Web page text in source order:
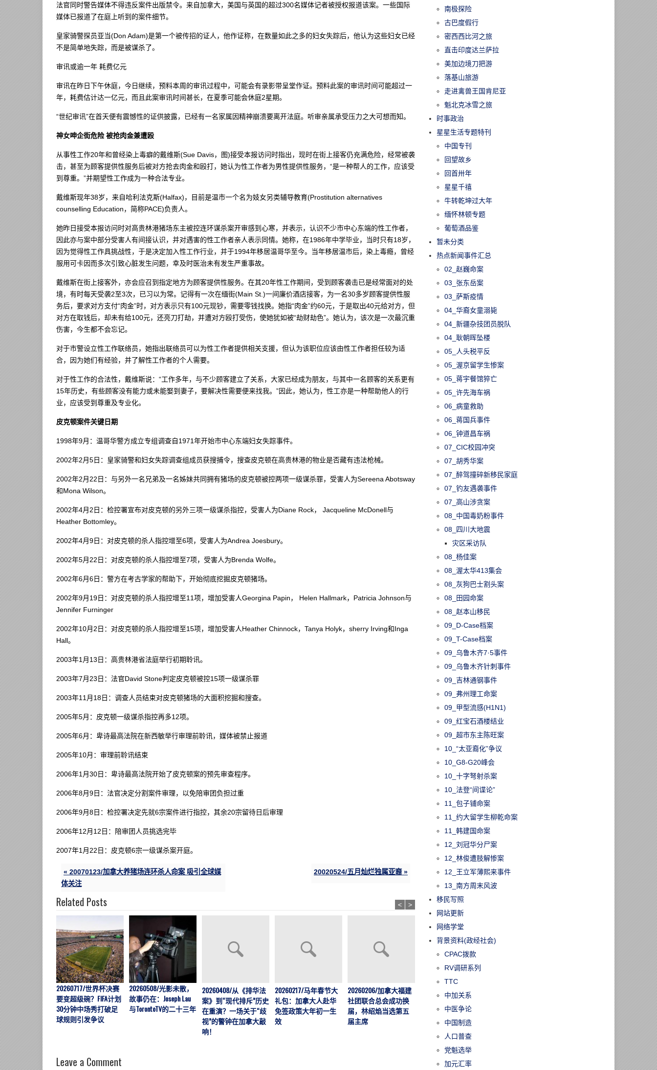
法官同时警告媒体不得违反案件出版禁令。来自加拿大，美国与英国的超过300名媒体记者被授权报道该案。一些国际
媒体已报道了在庭上听到的案件细节。
皇家骑警探员亚当(Don Adam)是第一个被传招的证人，他作证称，在数量如此之多的妇女失踪后，他认为这些妇女已经
不是简单地失踪，而是被谋杀了。
审讯或逾一年 耗费亿元
审讯在昨日下午休庭，今日继续，预料本周的审讯过程中，可能会有录影带呈堂作证。预料此案的审讯时间可能超过一
年，耗费估计达一亿元，而且此案审讯时间甚长，在夏季可能会休庭2星期。
“世纪审讯”在首天便有震憾性的证供披露，已经有一名家属因精神崩溃要离开法庭。听审亲属承受压力之大可想而知。
神女呻企街危险 被抢肉金兼遭殴
从事性工作20年和曾经染上毒癖的戴维斯(Sue Davis，图)接受本报访问时指出，现时在街上接客仍充满危险，经常被袭
击，甚至为顾客提供性服务后被对方抢去肉金和殴打，她认为性工作者为男性提供性服务，“是一种帮人的工作，应该受
到尊重。”并期望性工作成为一种合法专业。
戴维斯现年38岁，来自哈利法克斯(Halfax)，目前是温市一个名为妓女另类辅导教育(Prostitution alternatives
counselling Education，简称PACE)负责人。
她昨日接受本报访问时对高贵林港猪场东主被控连环谋杀案开审感到心寒，并表示，认识不少市中心东端的性工作者，
因此亦与案中部分受害人有间接认识，并对遇害的性工作者亲人表示同情。她称，在1986年中学毕业，当时只有18岁，
因为觉得性工作具挑战性，于是决定加入性工作行业，并于1994年移居温哥华至今。当年移居温市后，染上毒瘾，曾经
服用可卡因而多次引致心脏发生问题，幸及时医治未有发生严重事故。
戴维斯在街上接客外，亦会应召到指定地方为顾客提供性服务。在其20年性工作期间，受到顾客袭击已是经常面对的处
境，有时每天受袭2至3次，已习以为常。记得有一次在缅街(Main St.)一间廉价酒店接客，为一名30多岁顾客提供性服
务后，要求对方支付“肉金”时，对方表示只有100元现钞，需要零钱找换。她指“肉金”约60元，于是取出40元给对方，但
对方在取钱后，却未有给100元，还亮刀打劫，并遭对方殴打受伤，使她犹如被“劫财劫色”。她认为，该次是一次最沉重
伤害，今生都不会忘记。
对于市警设立性工作联络员，她指出联络员可以为性工作者提供相关支援，但认为该职位应该由性工作者担任较为适
合，因为她们有经验，并了解性工作者的个人需要。
对于性工作的合法性，戴维斯说：“工作多年，与不少顾客建立了关系，大家已经成为朋友，与其中一名顾客的关系更有
15年历史，有些顾客没有能力或未能娶到妻子，要解决性需要便来找我。”因此，她认为，性工亦是一种帮助他人的行
业，应该受到尊重及专业化。
皮克顿案件关键日期
1998年9月：温哥华警方成立专组调查自1971年开始市中心东端妇女失踪事件。
2002年2月5日：皇家骑警和妇女失踪调查组成员获搜捕令，搜查皮克顿在高贵林港的物业是否藏有违法枪械。
2002年2月22日：与另外一名兄弟及一名姊妹共同拥有猪场的皮克顿被控两项一级谋杀罪，受害人为Sereena Abotsway
和Mona Wilson。
2002年4月2日：检控署宣布对皮克顿的另外三项一级谋杀指控，受害人为Diane Rock， Jacqueline McDonell与
Heather Bottomley。
2002年4月9日：对皮克顿的杀人指控增至6项，受害人为Andrea Joesbury。
2002年5月22日：对皮克顿的杀人指控增至7项，受害人为Brenda Wolfe。
2002年6月6日：警方在考古学家的帮助下，开始彻底挖掘皮克顿猪场。
2002年9月19日：对皮克顿的杀人指控增至11项，增加受害人Georgina Papin， Helen Hallmark，Patricia Johnson与
Jennifer Furninger
2002年10月2日：对皮克顿的杀人指控增至15项，增加受害人Heather Chinnock，Tanya Holyk，sherry Irving和Inga
Hall。
2003年1月13日：高贵林港省法庭举行初期聆讯。
2003年7月23日：法官David Stone判定皮克顿被控15项一级谋杀罪
2003年11月18日：调查人员结束对皮克顿猪场的大面积挖掘和搜查。
2005年5月：皮克顿一级谋杀指控再多12项。
2005年6月：卑诗最高法院在新西敏举行审理前聆讯，媒体被禁止报道
2005年10月：审理前聆讯结束
2006年1月30日：卑诗最高法院开始了皮克顿案的预先审查程序。
2006年8月9日：法官决定分割案件审理，以免陪审团负担过重
2006年9月8日：检控署决定先就6宗案件进行指控，其余20宗留待日后审理
2006年12月12日：陪审团人员挑选完毕
2007年1月22日：皮克顿6宗一级谋杀案开庭。
« 20070123/加拿大养猪场连环杀人命案 吸引全球媒
体关注
20020524/五月灿烂独属亚裔 »
Related Posts
20260717/世界杯决赛
要变超级碗？FIFA计划
30分钟中场秀打破足
球规则引发争议
20260508/光影未散，
故事仍在：Joseph Lau
与TorontoTV的二十三年
20260408/从《排华法
案》到“现代排斥”历史
在重演？一场关于“歧
视”的警钟在加拿大敲
响！
20260217/马年春节大
礼包：加拿大人赴华
免签政策大年初一生
效
20260206/加拿大福建
社团联合总会成功换
届，林绍焰当选第五
届主席
运营33年的《明报》
加拿大版1月17日停
刊，永久关闭
< >
Leave a Comment
南极探险
古巴度假行
密西西比河之旅
直击印度达兰萨拉
美加边境刀把游
落基山旅游
走进禽兽王国肯尼亚
魁北克冰雪之旅
时事政治
星星生活专题特刊
中国专刊
回望故乡
回首卅年
星星千禧
牛转乾坤过大年
缅怀林顿专题
葡萄酒品鉴
暂未分类
热点新闻事件汇总
02_赵巍命案
03_张东岳案
03_萨斯疫情
04_华裔女童溺毙
04_新疆杂技团员脱队
04_耿朝晖坠楼
05_人头税平反
05_渥京留学生惨案
05_蒋宇餐馆猝亡
05_许先海车祸
06_病童救助
06_蒋国兵事件
06_钟道昌车祸
07_CIC校园冲突
07_胡秀华案
07_醉驾撞碎新移民家庭
07_钓友遇袭事件
07_高山涉贪案
08_中国毒奶粉事件
08_四川大地震
灾区采访队
08_杨佳案
08_渥太华413集会
08_灰狗巴士割头案
08_田园命案
08_赵本山移民
09_D-Case档案
09_T-Case档案
09_乌鲁木齐7·5事件
09_乌鲁木齐针刺事件
09_吉林通钢事件
09_弗州理工命案
09_甲型流感(H1N1)
09_红宝石酒楼结业
09_超市东主陈旺案
10_“太亚裔化”争议
10_G8-G20峰会
10_十字弩射杀案
10_法登“间谍论”
11_包子铺命案
11_约大留学生柳乾命案
11_韩建国命案
12_刘冠华分尸案
12_林俊遭肢解惨案
12_王立军薄熙来事件
13_南方周末风波
移民写照
网站更新
网络学堂
背景资料(政经社会)
CPAC拨款
RV调研系列
TTC
中加关系
中医争论
中国制造
人口普查
党魁选举
加元汇率